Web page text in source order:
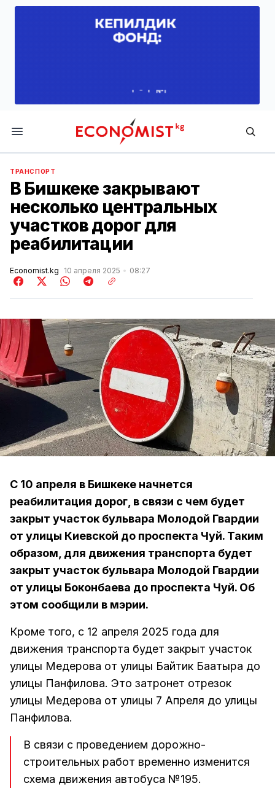
Economist.kg
ТРАНСПОРТ
В Бишкеке закрывают
несколько центральных
участков дорог для
реабилитации
Economist.kg 10 апреля 2025 08:27
С 10 апреля в Бишкеке начнется
реабилитация дорог, в связи с чем будет
закрыт участок бульвара Молодой Гвардии
от улицы Киевской до проспекта Чуй. Таким
образом, для движения транспорта будет
закрыт участок бульвара Молодой Гвардии
от улицы Боконбаева до проспекта Чуй. Об
этом сообщили в мэрии.
Кроме того, с 12 апреля 2025 года для
движения транспорта будет закрыт участок
улицы Медерова от улицы Байтик Баатыра до
улицы Панфилова. Это затронет отрезок
улицы Медерова от улицы 7 Апреля до улицы
Панфилова.
В связи с проведением дорожно-
строительных работ временно изменится
схема движения автобуса №195.